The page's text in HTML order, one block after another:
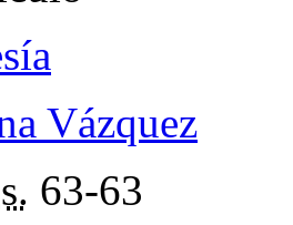
Vázquez
63-63